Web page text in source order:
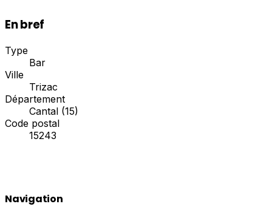
En bref
Type
Bar
Ville
Trizac
Département
Cantal (15)
Code postal
15243
Navigation